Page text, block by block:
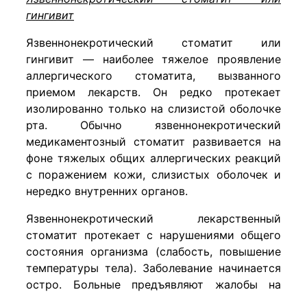
гингивит
Язвеннонекротический стоматит или
гингивит — наиболее тяжелое проявление
аллергического стоматита, вызванного
приемом лекарств. Он редко протекает
изолированно только на слизистой оболочке
рта. Обычно язвеннонекротический
медикаментозный стоматит развивается на
фоне тяжелых общих аллергических реакций
с поражением кожи, слизистых оболочек и
нередко внутренних органов.
Язвеннонекротический лекарственный
стоматит протекает с нарушениями общего
состояния организма (слабость, повышение
температуры тела). Заболевание начинается
остро. Больные предъявляют жалобы на